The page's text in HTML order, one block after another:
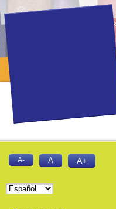
A- A A+